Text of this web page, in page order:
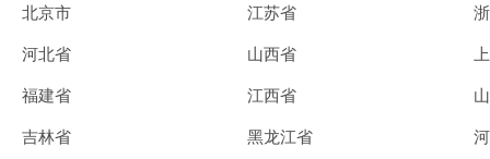
北京市 江苏省
河北省 山西省
福建省 江西省
吉林省 黑龙江省